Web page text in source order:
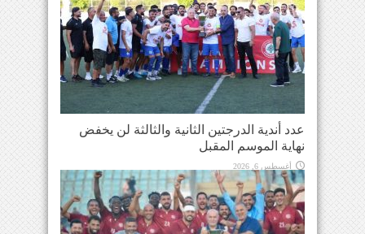
عدد أندية الدرجتين الثانية والثالثة لن يخفض
نهاية الموسم المقبل
أغسطس 6, 2026